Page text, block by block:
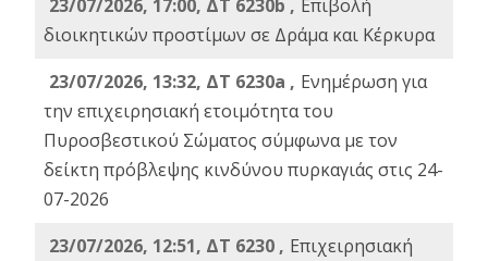
23/07/2026, 17:00, ΔΤ 6230b , Επιβολή
διοικητικών προστίμων σε Δράμα και Κέρκυρα
23/07/2026, 13:32, ΔΤ 6230a , Ενημέρωση για
την επιχειρησιακή ετοιμότητα του
Πυροσβεστικού Σώματος σύμφωνα με τον
δείκτη πρόβλεψης κινδύνου πυρκαγιάς στις 24-
07-2026
23/07/2026, 12:51, ΔΤ 6230 , Επιχειρησιακή